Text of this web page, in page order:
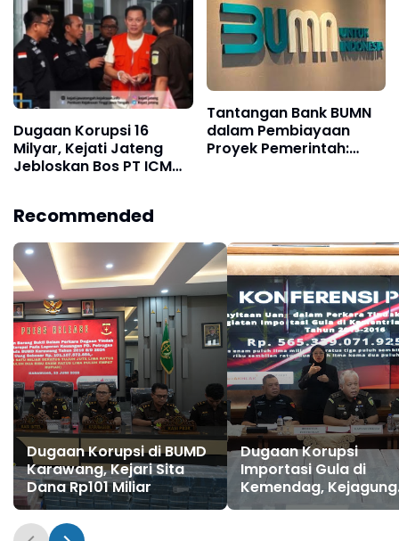
Dugaan Korupsi 16
Milyar, Kejati Jateng
Jebloskan Bos PT ICM
Tantangan Bank BUMN
dalam Pembiayaan
Proyek Pemerintah:
Recommended
Dugaan Korupsi di BUMD
Karawang, Kejari Sita
Dana Rp101 Miliar
Dugaan Korupsi
Importasi Gula di
Kemendag, Kejagung
Sita Uang Rp565,3